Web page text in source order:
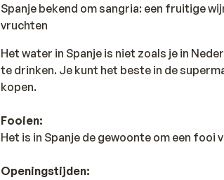
Spanje bekend om sangria: een fruitige
vruchten
Het water in Spanje is niet zoals je in
te drinken. Je kunt het beste in de
kopen.
Fooien:
Het is in Spanje de gewoonte om een fooi
Openingstijden: